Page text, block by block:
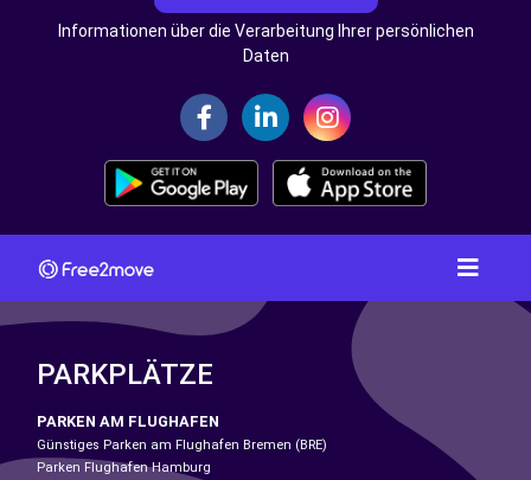
Informationen über die Verarbeitung Ihrer persönlichen
Daten
PARKPLÄTZE
PARKEN AM FLUGHAFEN
Günstiges Parken am Flughafen Bremen (BRE)
Parken Flughafen Hamburg